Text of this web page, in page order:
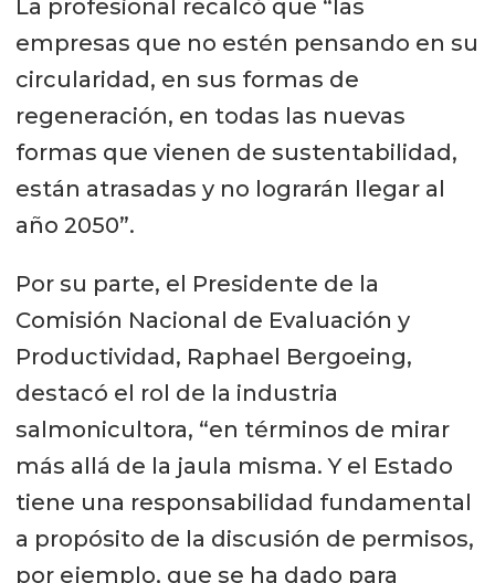
La profesional recalcó que “las
empresas que no estén pensando en su
circularidad, en sus formas de
regeneración, en todas las nuevas
formas que vienen de sustentabilidad,
están atrasadas y no lograrán llegar al
año 2050”.
Por su parte, el Presidente de la
Comisión Nacional de Evaluación y
Productividad, Raphael Bergoeing,
destacó el rol de la industria
salmonicultora, “en términos de mirar
más allá de la jaula misma. Y el Estado
tiene una responsabilidad fundamental
a propósito de la discusión de permisos,
por ejemplo, que se ha dado para